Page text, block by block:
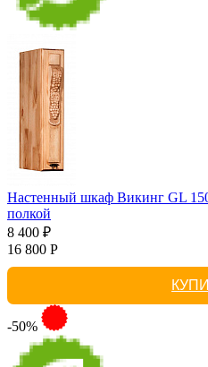
Настенный шкаф Викинг GL
полкой
8 400 ₽
16 800 Р
-50%